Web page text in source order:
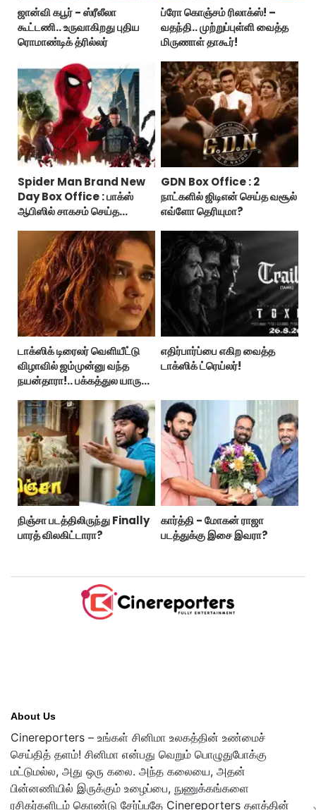
ஜான்வி கபூர் - ஸ்ரீலீலா
கூட்டணி.. உருவாகிறது புதிய
ரொமாண்டிக் த்ரில்லர்
ப்ரோ கொஞ்சம் ரிலாக்ஸ்! –
வதந்தி.. முற்றுப்புள்ளி வைத்த
மிருணாள் தாகூர்!
Spider Man Brand New
Day Box Office : பாக்ஸ்
ஆபிஸில் சாகசம் செய்த
GDN Box Office : 2
நாட்களில் ஜிடிஎன் செய்த வசூல்
எவ்ளோ தெரியுமா?
டாக்ஸிக் டிரைலர் வெளியீட்டு
விழாவில் ஜம்முன்னு வந்த
நயன்தாரா!.. பக்கத்துல யாரு
எதிர்பார்ப்பை எகிற வைத்த
டாக்ஸிக் ட்ரெய்லர்!
நிஞ்சா படத்திலிருந்து Finally
பாரத் விலகிட்டாரா?
கார்த்தி - மோகன் ராஜா
படத்துக்கு இசை இவரா?
About Us
Cinereporters – உங்கள் சினிமா உலகத்தின் உண்மைச்
செய்தித் தளம்! சினிமா என்பது வெறும் பொழுதுபோக்கு
மட்டுமல்ல, அது ஒரு கலை. அந்த கலையை, அதன்
பின்னணியில் இருக்கும் உழைப்பை, நுணுக்கங்களை
ரசிகர்களிடம் கொண்டு சேர்ப்பதே Cinereporters தளத்தின்